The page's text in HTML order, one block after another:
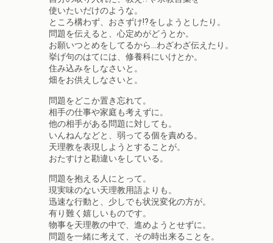
使いたいだけのような。
ところ構わず、おさずけ!?をしようとしたり。
問題を伝えると、心定めがどうとか。
お願いつとめをしてるから…わざわざ伝えたり。
挙げ句のはてには、修養科にいけとか。
住み込みをしなさいと。
畑をお供えしなさいと。
問題をどこか置き忘れて。
相手の仕事や家庭も考えずに。
他の相手がある問題に対しても。
いんねんなどと、弱ってる個を責める。
天理教を表現しようとすることが。
おたすけと勘違いをしている。
問題を抱える人にとって。
現実味のない天理教用語よりも。
迅速な行動と、少しでも状況変化の方が。
有り難く嬉しいものです。
物事を天理教の中で、進めようとせずに。
問題を一緒に考えて、その時出来ることを。